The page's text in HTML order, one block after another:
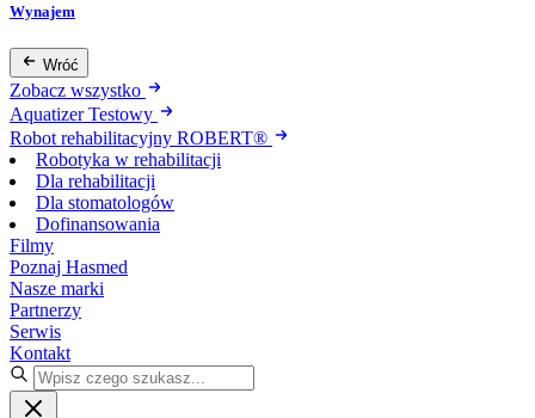
Wynajem
Wróć
Zobacz wszystko
Aquatizer Testowy
Robot rehabilitacyjny ROBERT®
Robotyka w rehabilitacji
Dla rehabilitacji
Dla stomatologów
Dofinansowania
Filmy
Poznaj Hasmed
Nasze marki
Partnerzy
Serwis
Kontakt